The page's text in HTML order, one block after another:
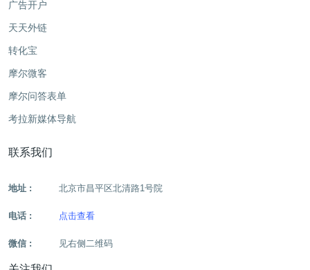
广告开户
天天外链
转化宝
摩尔微客
摩尔问答表单
考拉新媒体导航
联系我们
地址 : 北京市昌平区北清路1号院
电话 : 点击查看
微信 : 见右侧二维码